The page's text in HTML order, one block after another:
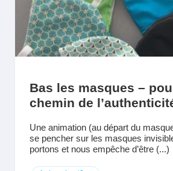
Bas les masques –
chemin de
Une animation (au départ du
se pencher sur les masques
portons et nous empêche d’être (...)